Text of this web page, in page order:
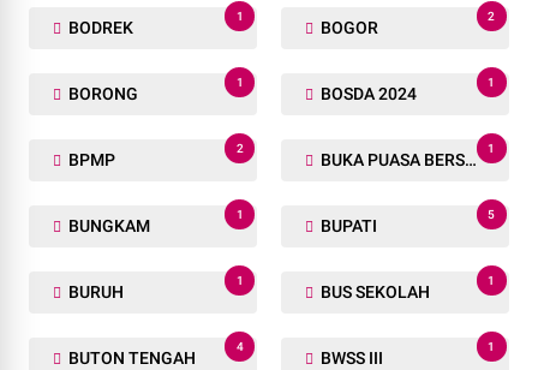
BODREK
1
BOGOR
2
BORONG
1
BOSDA 2024
1
BPMP
2
BUKA PUASA BERSAMA
1
BUNGKAM
1
BUPATI
5
BURUH
1
BUS SEKOLAH
1
BUTON TENGAH
4
BWSS III
1